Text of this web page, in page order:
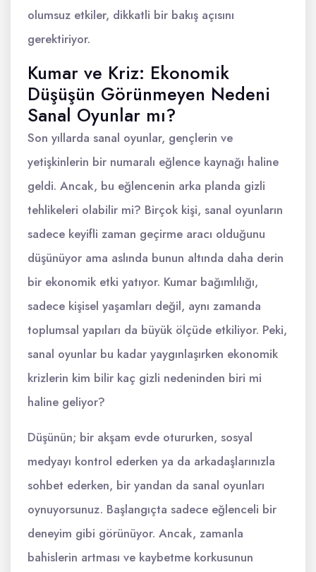
olumsuz etkiler, dikkatli bir bakış açısını
gerektiriyor.
Kumar ve Kriz: Ekonomik
Düşüşün Görünmeyen Nedeni
Sanal Oyunlar mı?
Son yıllarda sanal oyunlar, gençlerin ve
yetişkinlerin bir numaralı eğlence kaynağı haline
geldi. Ancak, bu eğlencenin arka planda gizli
tehlikeleri olabilir mi? Birçok kişi, sanal oyunların
sadece keyifli zaman geçirme aracı olduğunu
düşünüyor ama aslında bunun altında daha derin
bir ekonomik etki yatıyor. Kumar bağımlılığı,
sadece kişisel yaşamları değil, aynı zamanda
toplumsal yapıları da büyük ölçüde etkiliyor. Peki,
sanal oyunlar bu kadar yaygınlaşırken ekonomik
krizlerin kim bilir kaç gizli nedeninden biri mi
haline geliyor?
Düşünün; bir akşam evde otururken, sosyal
medyayı kontrol ederken ya da arkadaşlarınızla
sohbet ederken, bir yandan da sanal oyunları
oynuyorsunuz. Başlangıçta sadece eğlenceli bir
deneyim gibi görünüyor. Ancak, zamanla
bahislerin artması ve kaybetme korkusunun